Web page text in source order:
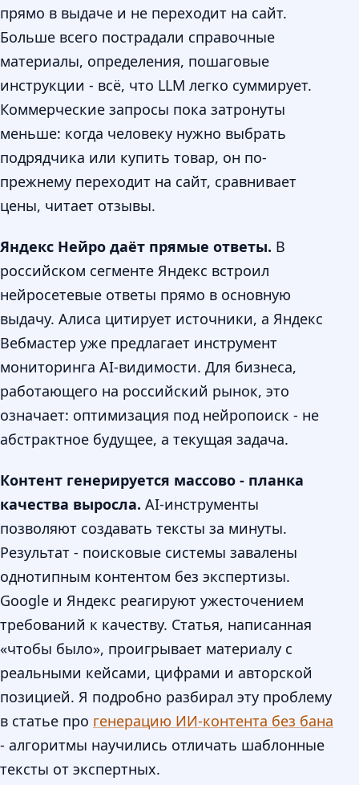
прямо в выдаче и не переходит на сайт.
Больше всего пострадали справочные
материалы, определения, пошаговые
инструкции - всё, что LLM легко суммирует.
Коммерческие запросы пока затронуты
меньше: когда человеку нужно выбрать
подрядчика или купить товар, он по-
прежнему переходит на сайт, сравнивает
цены, читает отзывы.
Яндекс Нейро даёт прямые ответы. В
российском сегменте Яндекс встроил
нейросетевые ответы прямо в основную
выдачу. Алиса цитирует источники, а Яндекс
Вебмастер уже предлагает инструмент
мониторинга AI-видимости. Для бизнеса,
работающего на российский рынок, это
означает: оптимизация под нейропоиск - не
абстрактное будущее, а текущая задача.
Контент генерируется массово - планка
качества выросла. AI-инструменты
позволяют создавать тексты за минуты.
Результат - поисковые системы завалены
однотипным контентом без экспертизы.
Google и Яндекс реагируют ужесточением
требований к качеству. Статья, написанная
«чтобы было», проигрывает материалу с
реальными кейсами, цифрами и авторской
позицией. Я подробно разбирал эту проблему
в статье про генерацию ИИ-контента без бана
- алгоритмы научились отличать шаблонные
тексты от экспертных.